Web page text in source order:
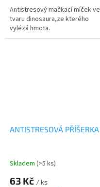
Antistresový mačkací míček ve
tvaru dinosaura,ze kterého
vylézá hmota.
ANTISTRESOVÁ PŘÍŠERKA
Skladem (>5 ks)
63 Kč / ks